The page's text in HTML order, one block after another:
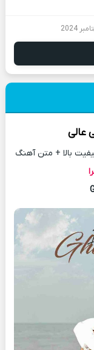
عالی
بالا + متن آهنگ